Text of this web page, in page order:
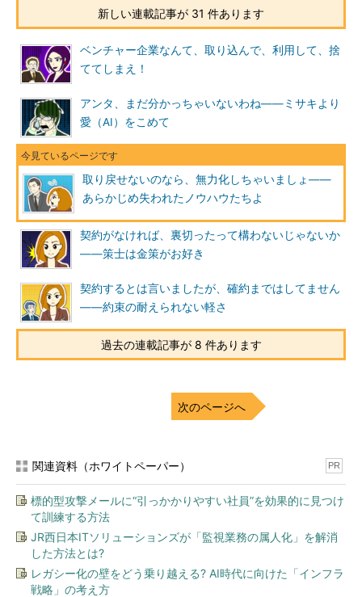
新しい連載記事が 31 件あります
ベンチャー企業なんて、取り込んで、利用して、捨
ててしまえ！
アンタ、まだ分かっちゃいないわね――ミサキより
愛（AI）をこめて
取り戻せないのなら、無力化しちゃいましょ――
あらかじめ失われたノウハウたちよ
契約がなければ、裏切ったって構わないじゃないか
――策士は金策がお好き
契約するとは言いましたが、確約まではしてません
――約束の耐えられない軽さ
過去の連載記事が 8 件あります
次のページへ
関連資料（ホワイトペーパー） PR
標的型攻撃メールに“引っかかりやすい社員”を効果的に見つけ
て訓練する方法
JR西日本ITソリューションズが「監視業務の属人化」を解消
した方法とは?
レガシー化の壁をどう乗り越える? AI時代に向けた「インフラ
戦略」の考え方